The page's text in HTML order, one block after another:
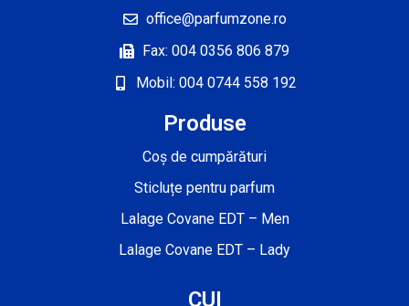
office@parfumzone.ro
Fax: 004 0356 806 879
Mobil: 004 0744 558 192
Produse
Coș de cumpărături
Sticluțe pentru parfum
Lalage Covane EDT – Men
Lalage Covane EDT – Lady
CUI